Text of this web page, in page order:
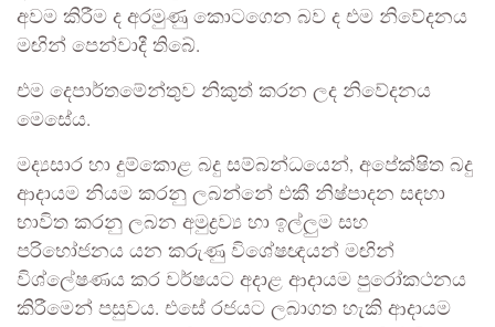
අවම කිරීම ද අරමුණු කොටගෙන බව ද එම නිවේදනය
මඟින් පෙන්වාදී තිබේ.
එම දෙපාර්තමේන්තුව නිකුත් කරන ලද නිවේදනය
මෙසේය.
මද්‍යසාර හා දුම්කොළ බදු සම්බන්ධයෙන්, අපේක්ෂිත බදු
ආදායම නියම කරනු ලබන්නේ එකී නිෂ්පාදන සඳහා
භාවිත කරනු ලබන අමුද්‍රව්‍ය හා ඉල්ලුම සහ
පරිභෝජනය යන කරුණු විශේෂඥයන් මඟින්
විශ්ලේෂණය කර වර්ෂයට අදාළ ආදායම පුරෝකථනය
කිරීමෙන් පසුවය. එසේ රජයට ලබාගත හැකි ආදායම